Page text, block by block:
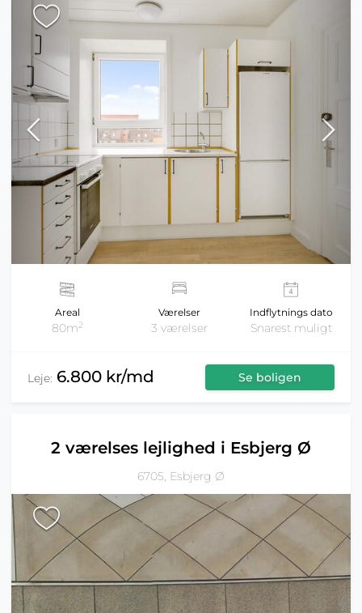
Areal
80m2
Værelser
3 værelser
Indflytnings dato
Snarest muligt
Leje: 6.800 kr/md Se boligen
2 værelses lejlighed i Esbjerg Ø
6705, Esbjerg Ø